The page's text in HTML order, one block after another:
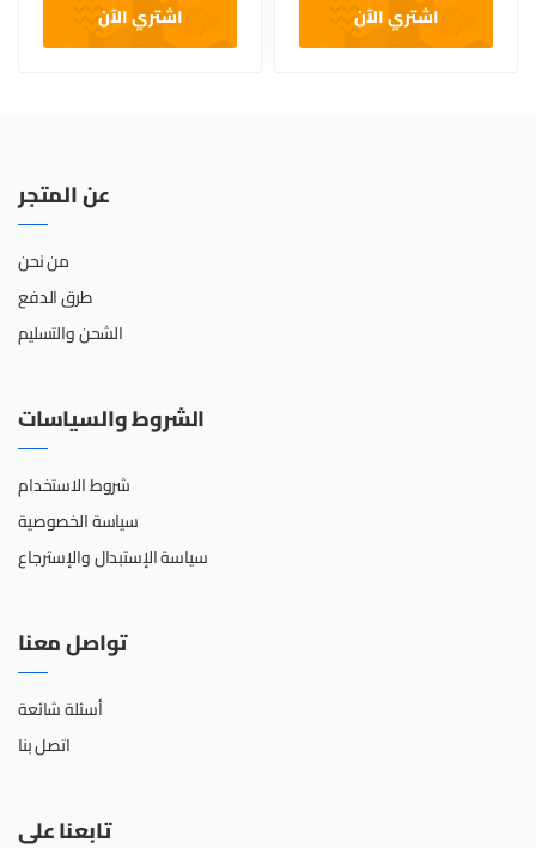
اشتري الآن
اشتري الآن
عن المتجر
من نحن
طرق الدفع
الشحن والتسليم
الشروط والسياسات
شروط الاستخدام
سياسة الخصوصية
سياسة الإستبدال والإسترجاع
تواصل معنا
أسئلة شائعة
اتصل بنا
تابعنا على